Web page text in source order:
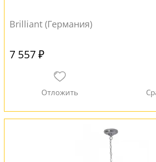
Brilliant (Германия)
7 557 ₽